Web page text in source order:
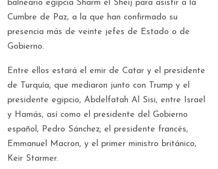
balneario egipcia Sharm el Sheij para asistir a la
Cumbre de Paz, a la que han confirmado su
presencia más de veinte jefes de Estado o de
Gobierno.
Entre ellos estará el emir de Catar y el presidente
de Turquía, que mediaron junto con Trump y el
presidente egipcio, Abdelfatah Al Sisi, entre Israel
y Hamás, así como el presidente del Gobierno
español, Pedro Sánchez; el presidente francés,
Emmanuel Macron, y el primer ministro británico,
Keir Starmer.